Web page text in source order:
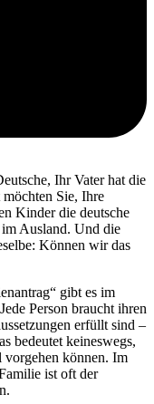
Ihr Vater hat die
Sie, Ihre
Kinder die deutsche
im Ausland. Und die
Können wir das
gibt es im
Person braucht ihren
erfüllt sind –
bedeutet keineswegs,
vorgehen können. Im
ist oft der